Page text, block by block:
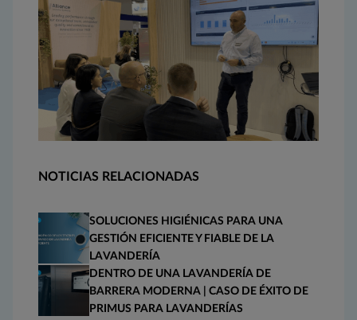
NOTICIAS RELACIONADAS
SOLUCIONES HIGIÉNICAS PARA UNA
GESTIÓN EFICIENTE Y FIABLE DE LA
LAVANDERÍA
DENTRO DE UNA LAVANDERÍA DE
BARRERA MODERNA | CASO DE ÉXITO DE
PRIMUS PARA LAVANDERÍAS